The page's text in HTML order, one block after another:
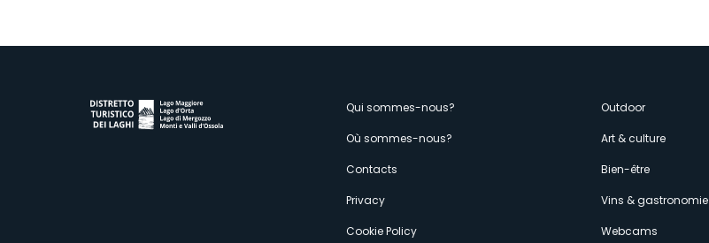
Menù
secondario
Qui sommes-nous?
Où sommes-nous?
Contacts
Privacy
Cookie Policy
Outdoor
Art & culture
Bien-être
Vins & gastronomie
Webcams